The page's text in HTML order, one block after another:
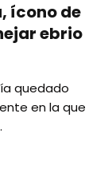
ícono de
ebrio
quedado
en la que